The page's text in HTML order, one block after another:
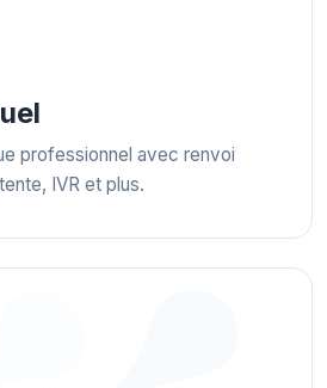
professionnel avec renvoi
IVR et plus.